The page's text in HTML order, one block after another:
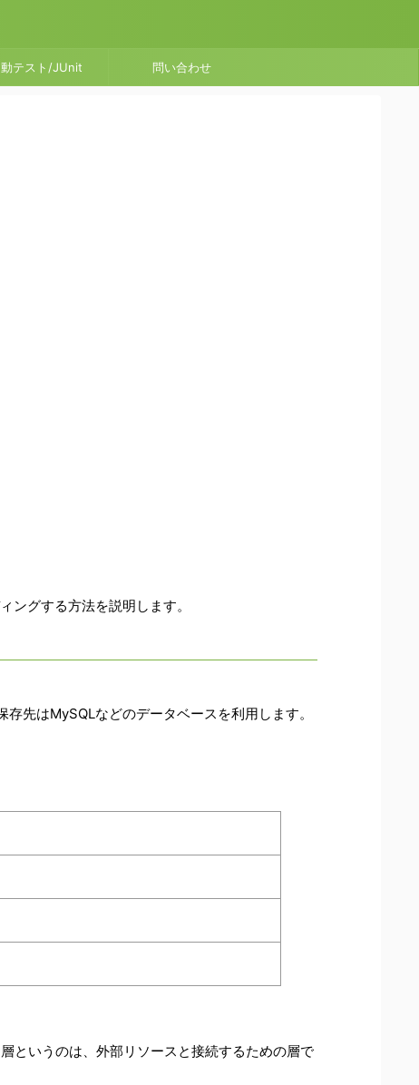
テスト/JUnit 問い合わせ
グする方法を説明します。
先はMySQLなどのデータベースを利用します。
というのは、外部リソースと接続するための層で